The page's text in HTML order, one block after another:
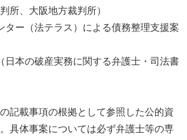
所、大阪地方裁判所）
ター（法テラス）による債務整理支援案
日本の破産実務に関する弁護士・司法書
記載事項の根拠として参照した公的資
具体事案については必ず弁護士等の専